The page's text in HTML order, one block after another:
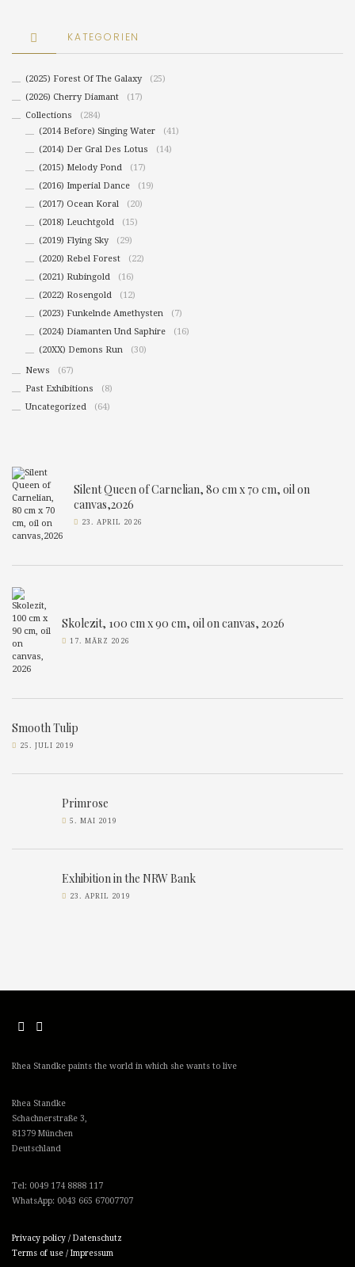
KATEGORIEN
(2025) Forest Of The Galaxy
(25)
(2026) Cherry Diamant
(17)
Collections
(284)
(2014 Before) Singing Water
(41)
(2014) Der Gral Des Lotus
(14)
(2015) Melody Pond
(17)
(2016) Imperial Dance
(19)
(2017) Ocean Koral
(20)
(2018) Leuchtgold
(15)
(2019) Flying Sky
(29)
(2020) Rebel Forest
(22)
(2021) Rubingold
(16)
(2022) Rosengold
(12)
(2023) Funkelnde Amethysten
(7)
(2024) Diamanten Und Saphire
(16)
(20XX) Demons Run
(30)
News
(67)
Past Exhibitions
(8)
Uncategorized
(64)
Silent Queen of Carnelian, 80 cm x 70 cm, oil on
canvas,2026
23. APRIL 2026
Skolezit, 100 cm x 90 cm, oil on canvas, 2026
17. MÄRZ 2026
Smooth Tulip
25. JULI 2019
Primrose
5. MAI 2019
Exhibition in the NRW Bank
23. APRIL 2019
Rhea Standke paints the world in which she wants to live
Rhea Standke
Schachnerstraße 3,
81379 München
Deutschland
Tel: 0049 174 8888 117
WhatsApp: 0043 665 67007707
Privacy policy / Datenschutz
Terms of use / Impressum